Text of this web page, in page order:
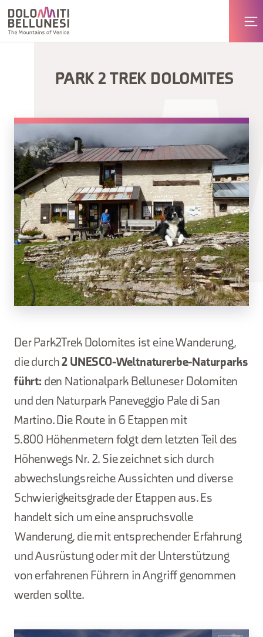
PARK 2 TREK DOLOMITES
Der Park2Trek Dolomites ist eine Wanderung,
die durch 2 UNESCO-Weltnaturerbe-Naturparks
führt: den Nationalpark Belluneser Dolomiten
und den Naturpark Paneveggio Pale di San
Martino. Die Route in 6 Etappen mit
5.800 Höhenmetern folgt dem letzten Teil des
Höhenwegs Nr. 2. Sie zeichnet sich durch
abwechslungsreiche Aussichten und diverse
Schwierigkeitsgrade der Etappen aus. Es
handelt sich um eine anspruchsvolle
Wanderung, die mit entsprechender Erfahrung
und Ausrüstung oder mit der Unterstützung
von erfahrenen Führern in Angriff genommen
werden sollte.